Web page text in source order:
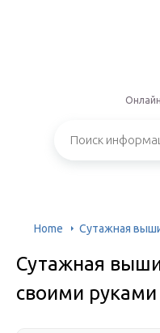
Home Сутажная
Сутажная
своими руками